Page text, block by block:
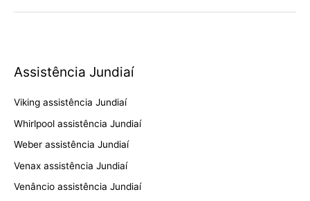
Assistência Jundiaí
Viking assistência Jundiaí
Whirlpool assistência Jundiaí
Weber assistência Jundiaí
Venax assistência Jundiaí
Venâncio assistência Jundiaí